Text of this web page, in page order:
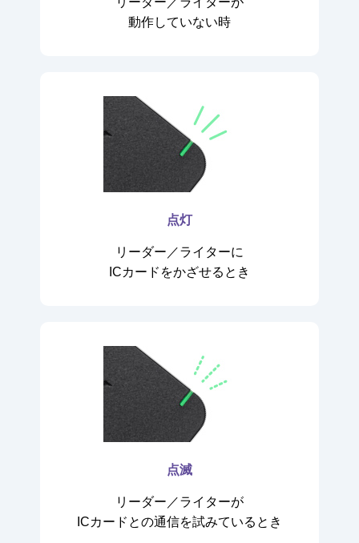
動作していない時
点灯
リーダー／ライターに
ICカードをかざせるとき
点滅
リーダー／ライターが
ICカードとの通信を試みているとき